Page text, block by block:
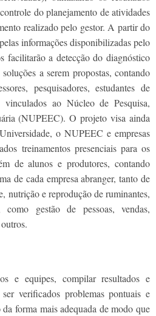
do planejamento de atividades
realizado pelo gestor. A partir do
informações disponibilizadas pelo
facilitarão a detecção do diagnóstico
a serem propostas, contando
pesquisadores, estudantes de
vinculados ao Núcleo de Pesquisa,
(NUPEEC). O projeto visa ainda
o NUPEEC e empresas
treinamentos presenciais para os
de alunos e produtores, contando
de cada empresa abranger, tanto de
nutrição e reprodução de ruminantes,
gestão de pessoas, vendas,
e equipes, compilar resultados e
verificados problemas pontuais e
forma mais adequada de modo que